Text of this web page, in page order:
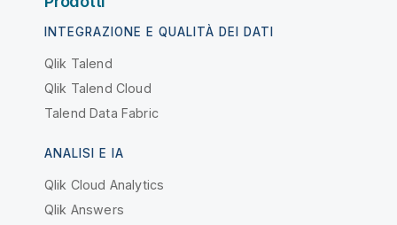
INTEGRAZIONE E QUALITÀ DEI DATI
Qlik Talend
Qlik Talend Cloud
Talend Data Fabric
ANALISI E IA
Qlik Cloud Analytics
Qlik Answers